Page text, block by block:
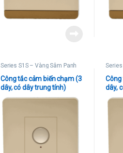
Series S1S – Vàng Sâm Panh
Công tắc cảm biến chạm (3
dây, có dây trung tính)
dây,